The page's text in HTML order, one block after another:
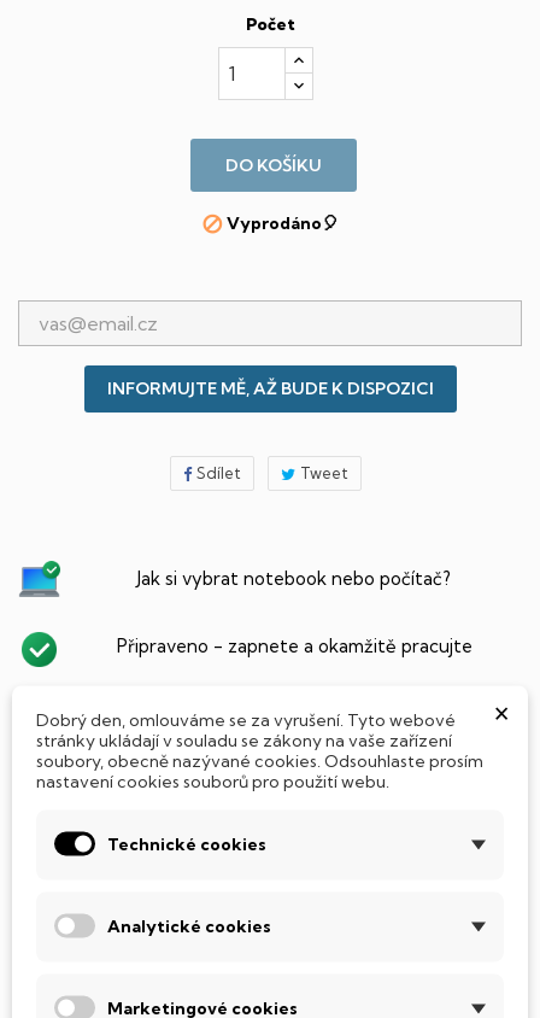
Počet
DO KOŠÍKU
Vyprodáno🎈
INFORMUJTE MĚ, AŽ BUDE K DISPOZICI
Sdílet Tweet
Jak si vybrat notebook nebo počítač?
Připraveno - zapnete a okamžitě pracujte
Přidat Microsoft Office Plus ➡️ 499,-
Tento notebook je vybaven
(Solid State Drive)
součástmi a je tak mnohem méně náchylný
×
Dobrý den, omlouváme se za vyrušení. Tyto webové
stránky ukládají v souladu se zákony na vaše zařízení
soubory, obecně nazývané cookies. Odsouhlaste prosím
nastavení cookies souborů pro použití webu.
Technické cookies
Analytické cookies
Marketingové cookies